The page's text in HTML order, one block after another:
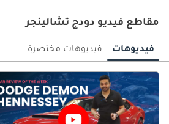
مقاطع فيديو دودج تشالينجر
فيديوهات فيديوهات مختصرة